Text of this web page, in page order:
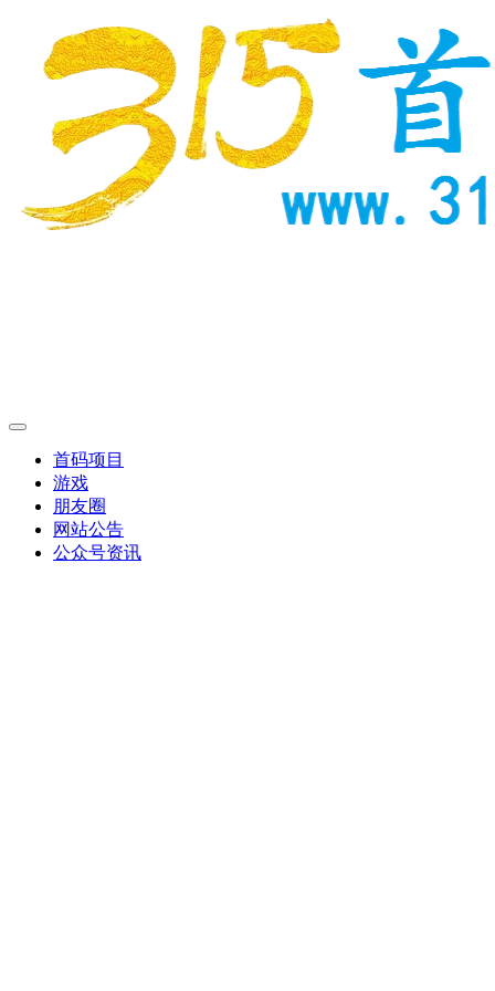
首码项目
游戏
朋友圈
网站公告
公众号资讯